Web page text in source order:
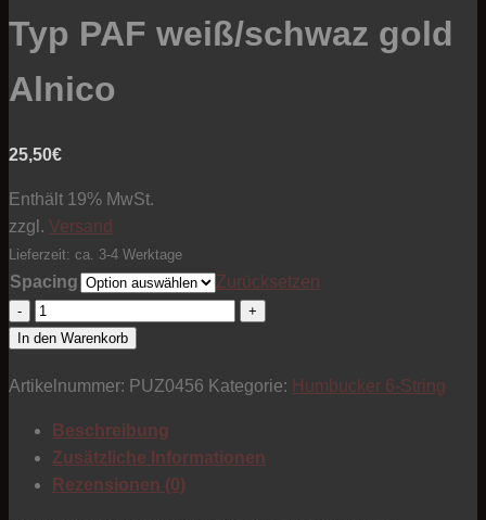
Typ PAF weiß/schwaz gold
Alnico
25,50€
Enthält 19% MwSt.
zzgl. Versand
Lieferzeit: ca. 3-4 Werktage
Spacing
Zurücksetzen
Wickelkit
-
-
PAF
weiß/schwaz
gold
In den Warenkorb
Artikelnummer: PUZ0456 Kategorie: Humbucker 6-String
Beschreibung
Zusätzliche Informationen
Rezensionen (0)